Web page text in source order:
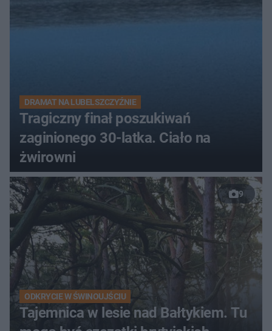
DRAMAT NA LUBELSZCZYŹNIE
Tragiczny finał poszukiwań
zaginionego 30-latka. Ciało na
żwirowni
9
ODKRYCIE W ŚWINOUJŚCIU
Tajemnica w lesie nad Bałtykiem. Tu